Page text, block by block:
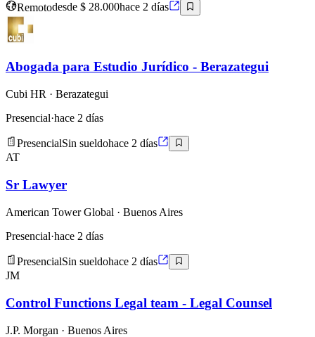
Remotodesde $ 28.000hace 2 días
Abogada para Estudio Jurídico - Berazategui
Cubi HR · Berazategui
Presencial·hace 2 días
PresencialSin sueldohace 2 días
AT
Sr Lawyer
American Tower Global · Buenos Aires
Presencial·hace 2 días
PresencialSin sueldohace 2 días
JM
Control Functions Legal team - Legal Counsel
J.P. Morgan · Buenos Aires